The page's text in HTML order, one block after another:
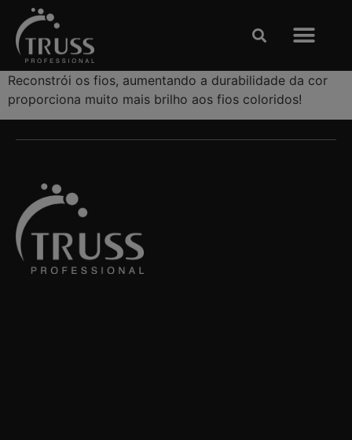
Reconstrói os fios, aumentando a durabilidade da cor
proporciona muito mais brilho aos fios coloridos!